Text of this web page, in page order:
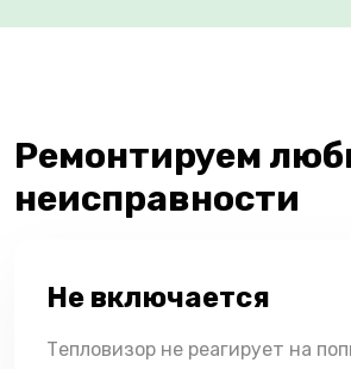
Ремонтируем
неисправности
Не включается
Тепловизор не реагирует на